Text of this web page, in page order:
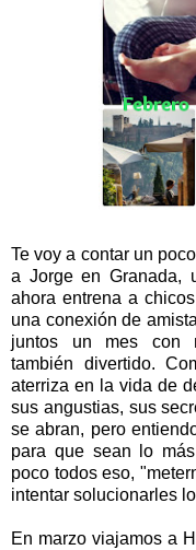
Te voy a contar un
a Jorge en Granada,
ahora entrena a
una conexión de
juntos un mes con
también divertido.
aterriza en la vida de
sus angustias, sus
se abran, pero
para que sean lo
poco todos eso,
intentar solucionarles
En marzo viajamos a